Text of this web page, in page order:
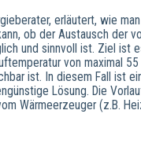
erläutert, wie
ob der Austausch der
und sinnvoll ist. Ziel ist
von maximal 55
ist. In diesem Fall ist
Lösung. Die
Wärmeerzeuger (z.B.